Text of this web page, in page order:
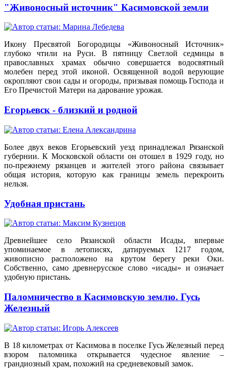
"Живоносный источник" Касимовской земли
Икону Пресвятой Богородицы «Живоносный Источник»
глубоко чтили на Руси. В пятницу Светлой седмицы в
православных храмах обычно совершается водосвятный
молебен перед этой иконой. Освященной водой верующие
окропляют свои сады и огороды, призывая помощь Господа и
Его Пречистой Матери на дарование урожая.
Егорьевск - близкий и родной
Более двух веков Егорьевский уезд принадлежал Рязанской
губернии. К Московской области он отошел в 1929 году, но
по-прежнему рязанцев и жителей этого района связывает
общая история, которую как границы земель перекроить
нельзя.
Удобная пристань
Древнейшее село Рязанской области Исады, впервые
упоминаемое в летописях, датируемых 1217 годом,
живописно расположено на крутом берегу реки Оки.
Собственно, само древнерусское слово «исады» и означает
удобную пристань.
Паломничество в Касимовскую землю. Гусь
Железный
В 18 километрах от Касимова в поселке Гусь Железный перед
взором паломника открывается чудесное явление –
грандиозный храм, похожий на средневековый замок.